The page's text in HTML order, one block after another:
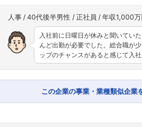
人事 40代後半男性 正社員 年収1,000万
入社前に日曜日が休みと聞いてい
んど出勤が必要でした。総合職が
ップのチャンスがあると感じて入
この企業の事業・業種類似企業